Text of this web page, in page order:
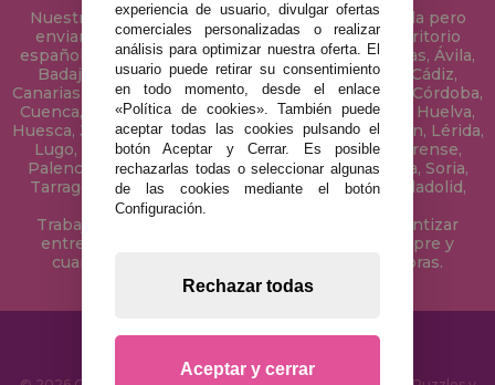
Nuestra tienda de puzzles está ubicada en Sevilla pero
enviamos tus puzzles a cualquier ciudad del territorio
español: Álava, Albacete, Alicante, Almería, Asturias, Ávila,
Badajoz, Baleares, Barcelona, Burgos, Cáceres, Cádiz,
Canarias, Cantabria, Castellón, Ceuta, Ciudad Real, Córdoba,
Cuenca, Gerona, Granada, Guadalajara, Guipúzcoa, Huelva,
Huesca, Jaén, La Coruña, La Rioja, Las Palmas, Leon, Lérida,
Lugo, Madrid, Málaga, Melilla, Murcia, Navarra, Orense,
Palencia, Pontevedra, Salamanca, Segovia, Sevilla, Soria,
Tarragona, Tenerife, Teruel, Toledo, Valencia, Valladolid,
Vizcaya, Zamora y Zaragoza.
Trabajamos con Stocks permanentes para garantizar
entregas rápidas en territorio peninsular, siempre y
cuando el pedido se realice antes de las 18 horas.
experiencia de usuario, divulgar ofertas
comerciales personalizadas o realizar
análisis para optimizar nuestra oferta. El
usuario puede retirar su consentimiento
en todo momento, desde el enlace
«Política de cookies». También puede
aceptar todas las cookies pulsando el
botón Aceptar y Cerrar. Es posible
rechazarlas todas o seleccionar algunas
de las cookies mediante el botón
Configuración.
Rechazar todas
Aceptar y cerrar